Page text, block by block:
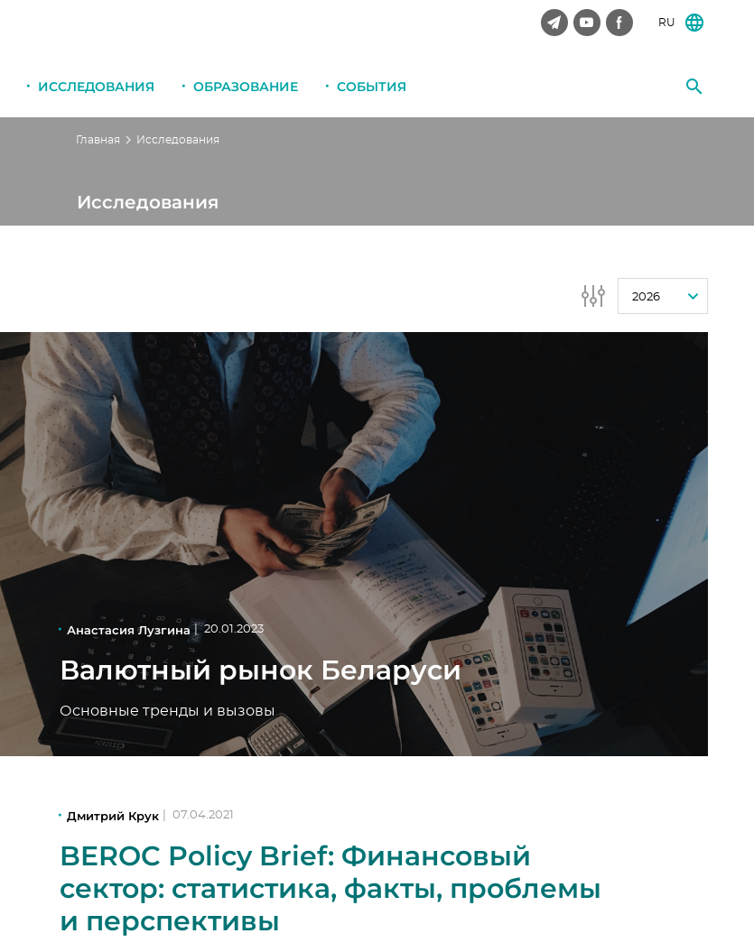
RU
ИССЛЕДОВАНИЯ ОБРАЗОВАНИЕ СОБЫТИЯ
Главная Исследования
Исследования
2026
Анастасия Лузгина | 20.01.2023
Валютный рынок Беларуси
Основные тренды и вызовы
Дмитрий Крук 07.04.2021
BEROC Policy Brief: Финансовый
сектор: статистика, факты, проблемы
и перспективы